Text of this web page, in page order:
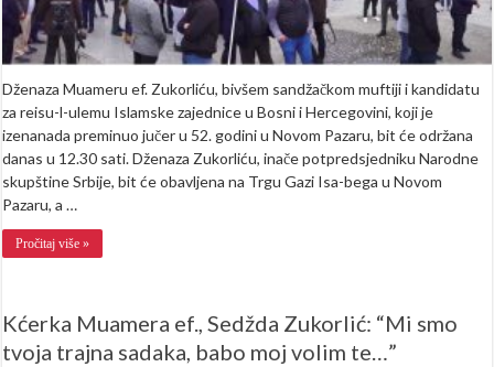
Dženaza Muameru ef. Zukorliću, bivšem sandžačkom muftiji i kandidatu
za reisu-l-ulemu Islamske zajednice u Bosni i Hercegovini, koji je
izenanada preminuo jučer u 52. godini u Novom Pazaru, bit će održana
danas u 12.30 sati. Dženaza Zukorliću, inače potpredsjedniku Narodne
skupštine Srbije, bit će obavljena na Trgu Gazi Isa-bega u Novom
Pazaru, a …
Pročitaj više »
Kćerka Muamera ef., Sedžda Zukorlić: “Mi smo
tvoja trajna sadaka, babo moj volim te…”